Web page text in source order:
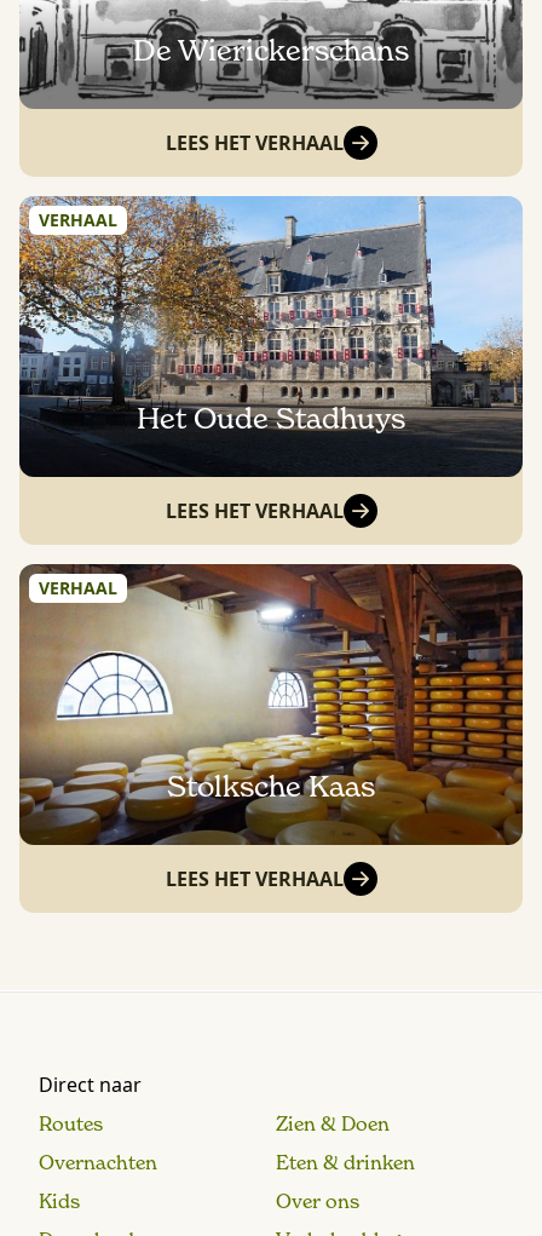
De Wierickerschans
LEES HET VERHAAL
VERHAAL
Het Oude Stadhuys
LEES HET VERHAAL
VERHAAL
Stolksche Kaas
LEES HET VERHAAL
Direct naar
Routes
Zien & Doen
Overnachten
Eten & drinken
Kids
Over ons